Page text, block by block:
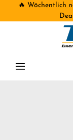
🔥 Wöchentlich